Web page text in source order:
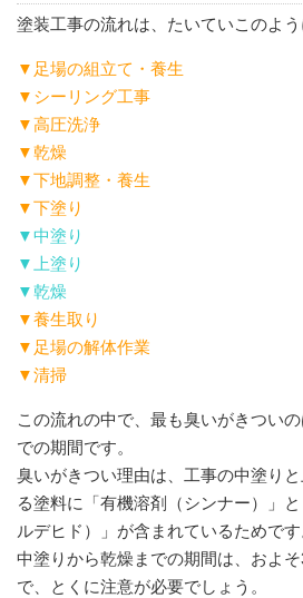
塗装工事の流れは、たいていこのよう
▼足場の組立て・養生
▼シーリング工事
▼高圧洗浄
▼乾燥
▼下地調整・養生
▼下塗り
▼中塗り
▼上塗り
▼乾燥
▼養生取り
▼足場の解体作業
▼清掃
この流れの中で、最も臭いがきつい
での期間です。
臭いがきつい理由は、工事の中塗り
る塗料に「有機溶剤（シンナー）」
ルデヒド）」が含まれているためです
中塗りから乾燥までの期間は、およ
で、とくに注意が必要でしょう。